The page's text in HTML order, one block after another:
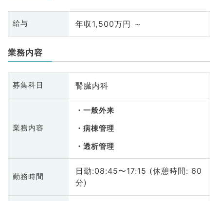
給与 年収1,500万円 ～
業務内容
募集科目 腎臓内科
業務内容
一般外来
病棟管理
透析管理
勤務時間
日勤:08:45〜17:15 (休憩時間: 60
分)